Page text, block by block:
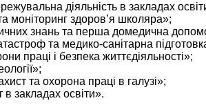
діяльність в закладах
моніторинг здоров’я школяра»;
знань та перша домедична
та медико-санітарна
праці і безпека життєдіяльності»;
та охорона праці в галузі»;
закладах освіти».